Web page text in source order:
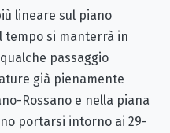
lineare sul piano
tempo si manterrà in
passaggio
già pienamente
Rossano e nella piana
portarsi intorno ai 29-